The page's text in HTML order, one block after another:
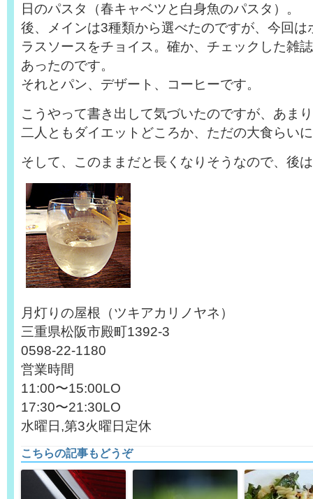
日のパスタ（春キャベツと白身魚のパスタ）。
後、メインは3種類から選べたのですが、今回は
ラスソースをチョイス。確か、チェックした雑
あったのです。
それとパン、デザート、コーヒーです。
こうやって書き出して気づいたのですが、あま
二人ともダイエットどころか、ただの大食らい
そして、このままだと長くなりそうなので、後
月灯りの屋根（ツキアカリノヤネ）
三重県松阪市殿町1392-3
0598-22-1180
営業時間
11:00〜15:00LO
17:30〜21:30LO
水曜日,第3火曜日定休
こちらの記事もどうぞ